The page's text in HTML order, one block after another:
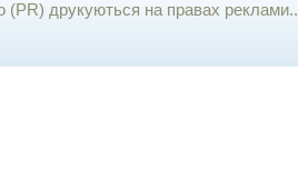
(PR) друкуються на правах реклами..